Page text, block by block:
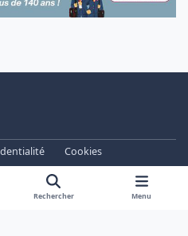
Cookies
Libre depuis 2003
Community
Rechercher Menu